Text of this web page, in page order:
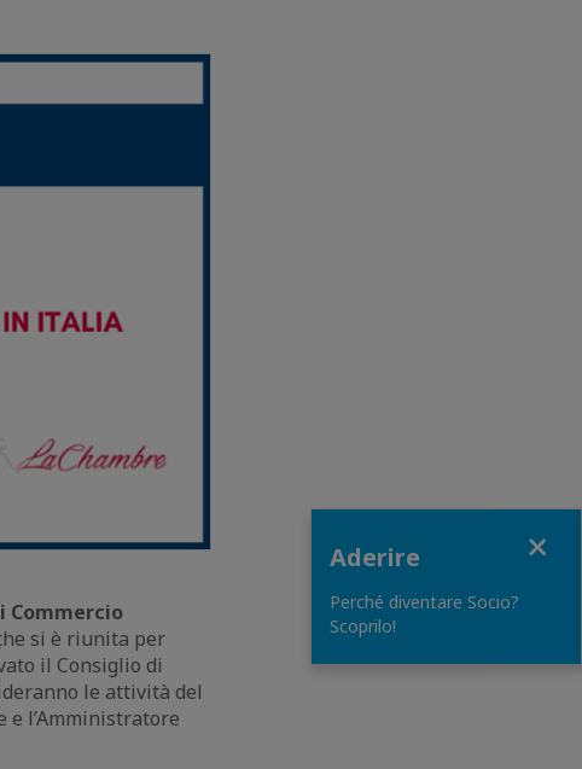
Commercio
si è riunita per
il Consiglio di
le attività del
e l’Amministratore
Aderire
Perché diventare Socio?
Scoprilo!